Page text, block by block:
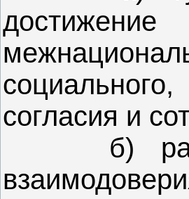
согласия и
б)